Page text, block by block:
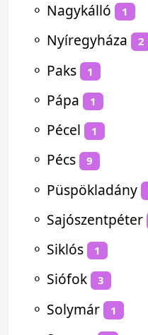
⚬ Nagykálló 1
⚬ Nyíregyháza 2
⚬ Paks 1
⚬ Pápa 1
⚬ Pécel 1
⚬ Pécs 9
⚬ Püspökladány
⚬ Sajószentpéter
⚬ Siklós 1
⚬ Siófok 3
⚬ Solymár 1